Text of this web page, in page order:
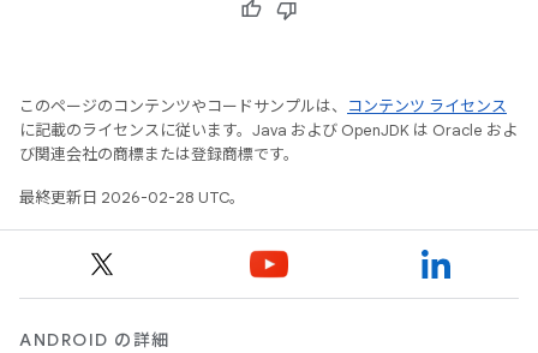
このページのコンテンツやコードサンプルは、
コンテンツ ライセンス
に記載のライセンスに従います。Java および OpenJDK は Oracle およ
び関連会社の商標または登録商標です。
最終更新日 2026-02-28 UTC。
ANDROID の詳細